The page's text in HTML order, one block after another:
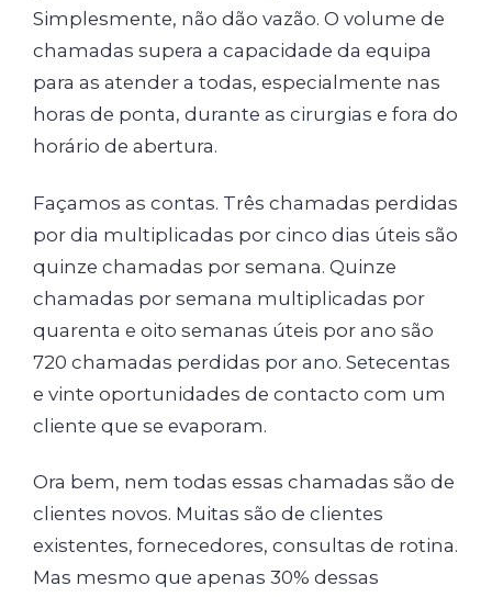
Simplesmente, não dão vazão. O volume de
chamadas supera a capacidade da equipa
para as atender a todas, especialmente nas
horas de ponta, durante as cirurgias e fora do
horário de abertura.
Façamos as contas. Três chamadas perdidas
por dia multiplicadas por cinco dias úteis são
quinze chamadas por semana. Quinze
chamadas por semana multiplicadas por
quarenta e oito semanas úteis por ano são
720 chamadas perdidas por ano. Setecentas
e vinte oportunidades de contacto com um
cliente que se evaporam.
Ora bem, nem todas essas chamadas são de
clientes novos. Muitas são de clientes
existentes, fornecedores, consultas de rotina.
Mas mesmo que apenas 30% dessas